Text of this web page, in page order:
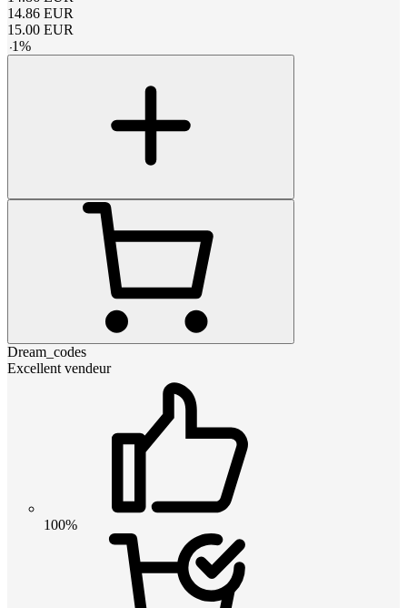
14.86 EUR
15.00 EUR
-1%
Dream_codes
Excellent vendeur
100%